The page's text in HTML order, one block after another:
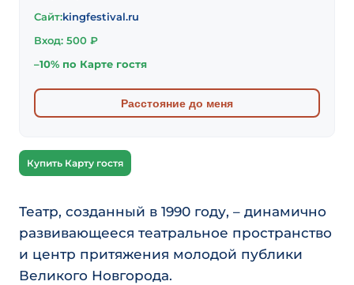
Сайт:kingfestival.ru
Вход: 500 ₽
–10% по Карте гостя
Расстояние до меня
Купить Карту гостя
Театр, созданный в 1990 году, – динамично
развивающееся театральное пространство
и центр притяжения молодой публики
Великого Новгорода.